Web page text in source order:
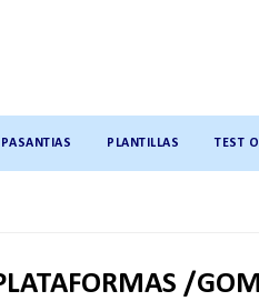
PASANTIAS PLANTILLAS TEST
/